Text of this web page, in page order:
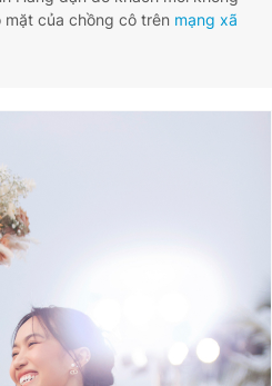
của chồng cô trên mạng xã